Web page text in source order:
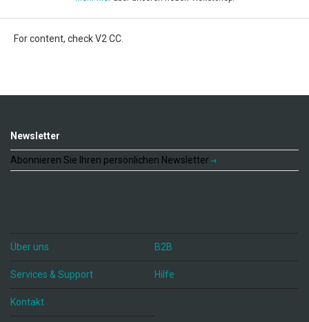
For content, check V2 CC.
Newsletter
Abonnieren Sie Ihren persönlichen Newsletter
Über uns B2B
Services & Support Hilfe
Kontakt